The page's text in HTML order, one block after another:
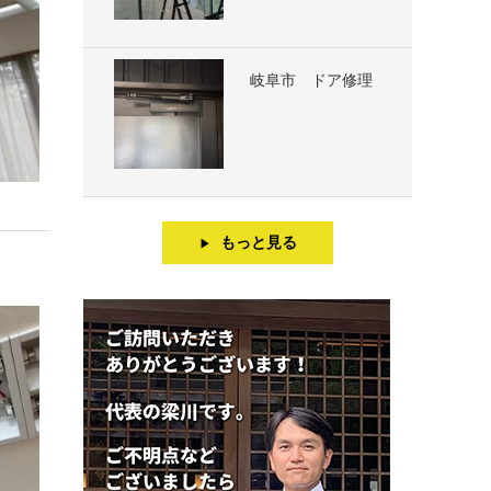
岐阜市 ドア修理
▶ もっと見る